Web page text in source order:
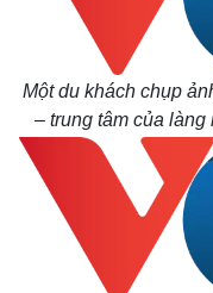
Một du khách chụp
– trung tâm của